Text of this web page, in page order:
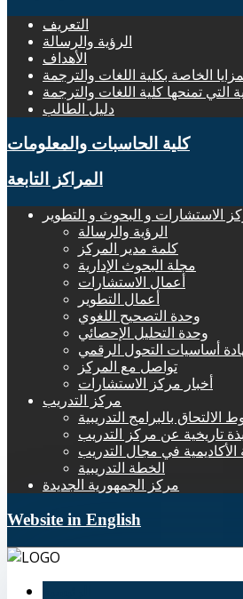
التعريف
الرؤية والرسالة
الأهداف
الخاصة بكلية اللغات والترجمة
التي تمنحها كلية اللغات والترجمة
دليل الطالب
كلية الحاسبات والمعلومات
المراكز التابعة
الاستشارات و البحوث و التطوير
الرؤية والرسالة
كلمة مدير المركز
مجلة البحوث الإدارية
أعمال الاستشارات
أعمال التطوير
وحدة التصحيح اللغوي
وحدة التحليل الإحصائي
أساسيات التحول الرقمي
تواصل مع المركز
أخبار مركز الاستشارات
مركز التدريب
الالتحاق بالبرامج التدريبية
تاريخية عن مركز التدريب
في مجال التدريب
الخطة التدريبية
مركز الجمهورية الجديدة
Website in English